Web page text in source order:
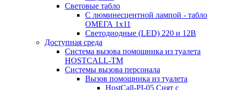
Световые табло
С люминесцентной лампой - табло
ОМЕГА 1х11
Светодиодные (LED) 220 и 12В
Доступная среда
Система вызова помощника из туалета
HOSTCALL-TM
Системы вызова персонала
Вызов помощника из туалета
HostCall-PI-05 Снят с